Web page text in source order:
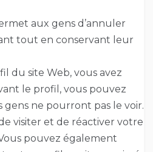
aux gens d’annuler
tout en conservant leur
du site Web, vous avez
le profil, vous pouvez
ne pourront pas le voir.
visiter et de réactiver votre
pouvez également